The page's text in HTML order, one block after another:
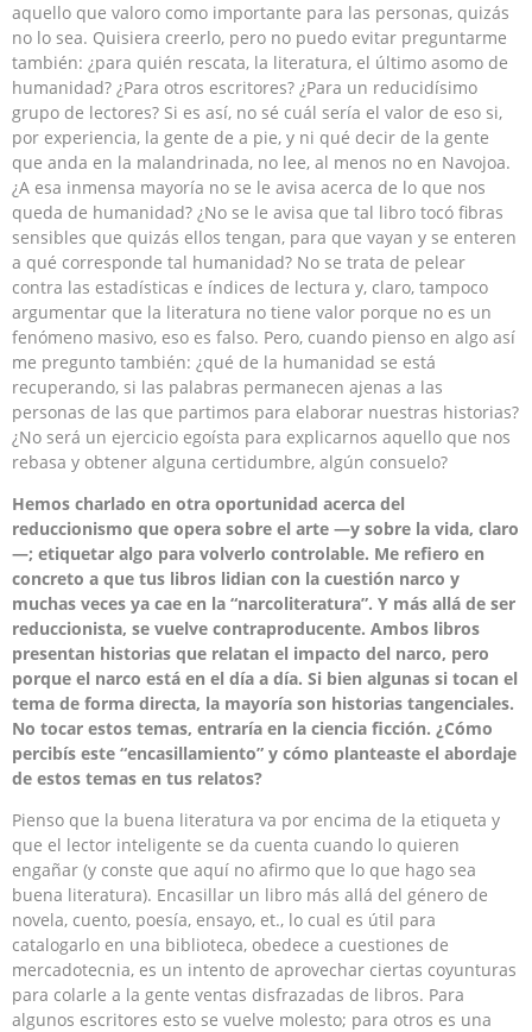
aquello que valoro como importante para las personas, quizás
no lo sea. Quisiera creerlo, pero no puedo evitar preguntarme
también: ¿para quién rescata, la literatura, el último asomo de
humanidad? ¿Para otros escritores? ¿Para un reducidísimo
grupo de lectores? Si es así, no sé cuál sería el valor de eso si,
por experiencia, la gente de a pie, y ni qué decir de la gente
que anda en la malandrinada, no lee, al menos no en Navojoa.
¿A esa inmensa mayoría no se le avisa acerca de lo que nos
queda de humanidad? ¿No se le avisa que tal libro tocó fibras
sensibles que quizás ellos tengan, para que vayan y se enteren
a qué corresponde tal humanidad? No se trata de pelear
contra las estadísticas e índices de lectura y, claro, tampoco
argumentar que la literatura no tiene valor porque no es un
fenómeno masivo, eso es falso. Pero, cuando pienso en algo así
me pregunto también: ¿qué de la humanidad se está
recuperando, si las palabras permanecen ajenas a las
personas de las que partimos para elaborar nuestras historias?
¿No será un ejercicio egoísta para explicarnos aquello que nos
rebasa y obtener alguna certidumbre, algún consuelo?
Hemos charlado en otra oportunidad acerca del
reduccionismo que opera sobre el arte —y sobre la vida, claro
—; etiquetar algo para volverlo controlable. Me refiero en
concreto a que tus libros lidian con la cuestión narco y
muchas veces ya cae en la “narcoliteratura”. Y más allá de ser
reduccionista, se vuelve contraproducente. Ambos libros
presentan historias que relatan el impacto del narco, pero
porque el narco está en el día a día. Si bien algunas si tocan el
tema de forma directa, la mayoría son historias tangenciales.
No tocar estos temas, entraría en la ciencia ficción. ¿Cómo
percibís este “encasillamiento” y cómo planteaste el abordaje
de estos temas en tus relatos?
Pienso que la buena literatura va por encima de la etiqueta y
que el lector inteligente se da cuenta cuando lo quieren
engañar (y conste que aquí no afirmo que lo que hago sea
buena literatura). Encasillar un libro más allá del género de
novela, cuento, poesía, ensayo, et., lo cual es útil para
catalogarlo en una biblioteca, obedece a cuestiones de
mercadotecnia, es un intento de aprovechar ciertas coyunturas
para colarle a la gente ventas disfrazadas de libros. Para
algunos escritores esto se vuelve molesto; para otros es una